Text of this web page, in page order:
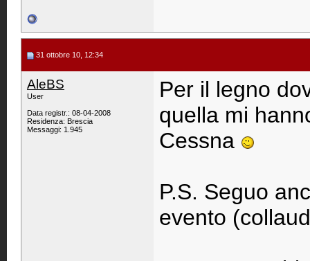
31 ottobre 10, 12:34
AleBS
User
Data registr.: 08-04-2008
Residenza: Brescia
Messaggi: 1.945
Per il legno
quella mi
Cessna
P.S. Seguo
evento